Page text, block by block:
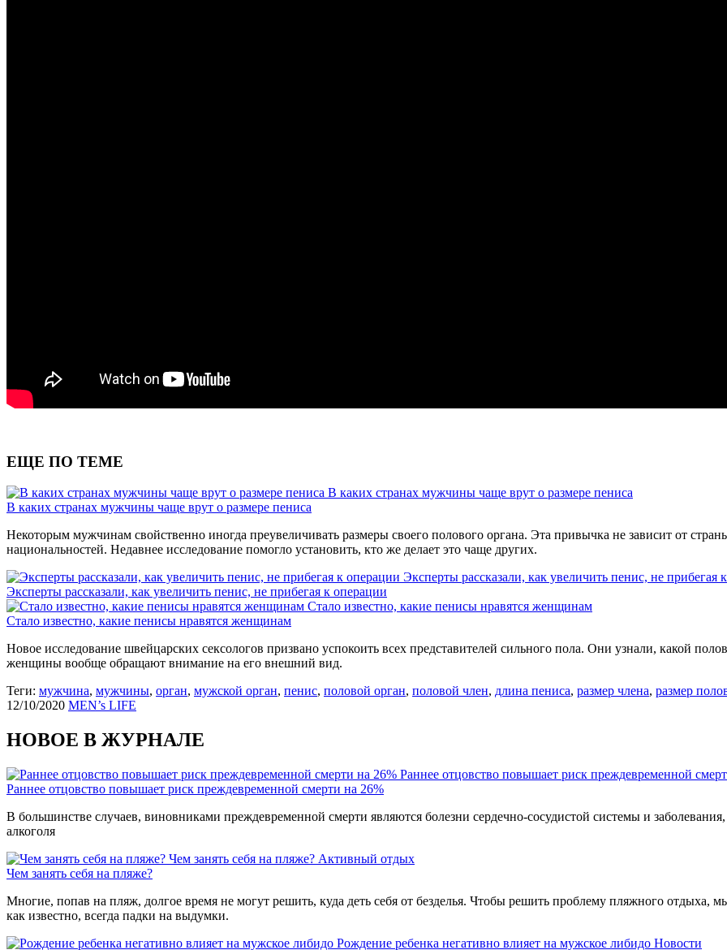
ЕЩЕ ПО ТЕМЕ
В каких странах мужчины чаще врут о размере пениса
В каких странах мужчины чаще врут о размере пениса
Некоторым мужчинам свойственно иногда преувеличивать размеры своего полового органа. Эта привычка не зависит от
национальностей. Недавнее исследование помогло установить, кто же делает это чаще других.
Эксперты рассказали, как увеличить пенис, не прибегая
Эксперты рассказали, как увеличить пенис, не прибегая к операции
Стало известно, какие пенисы нравятся женщинам
Стало известно, какие пенисы нравятся женщинам
Новое исследование швейцарских сексологов призвано успокоить всех представителей сильного пола. Они узнали, какой
женщины вообще обращают внимание на его внешний вид.
Теги: мужчина, мужчины, орган, мужской орган, пенис, половой орган, половой член, длина пениса, размер члена, размер
12/10/2020 MEN’s LIFE
НОВОЕ В ЖУРНАЛЕ
Раннее отцовство повышает риск преждевременной
Раннее отцовство повышает риск преждевременной смерти на 26%
В большинстве случаев, виновниками преждевременной смерти являются болезни сердечно-сосудистой системы и
алкоголя
Чем занять себя на пляже? Активный отдых
Чем занять себя на пляже?
Многие, попав на пляж, долгое время не могут решить, куда деть себя от безделья. Чтобы решить проблему пляжного отдыха,
как известно, всегда падки на выдумки.
Рождение ребенка негативно влияет на мужское либидо Новости